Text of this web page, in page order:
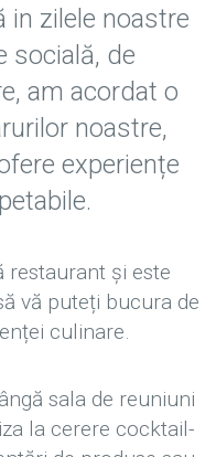
in zilele noastre
socială, de
am acordat o
noastre,
experiențe
restaurant și este
vă puteți bucura de
culinare.
sala de reuniuni
la cerere cocktail-